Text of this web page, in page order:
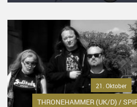
21. Oktober
THRONEHAMMER (UK/D) /